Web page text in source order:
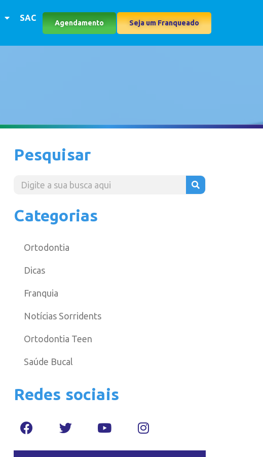
SAC
Agendamento Seja um Franqueado
Pesquisar
Categorias
Ortodontia
Dicas
Franquia
Notícias Sorridents
Ortodontia Teen
Saúde Bucal
Redes sociais